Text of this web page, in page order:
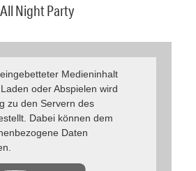
Night Party
Medieninhalt
oder Abspielen wird
zu den Servern des
Dabei können dem
Daten